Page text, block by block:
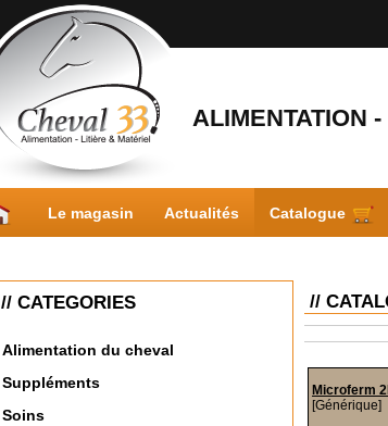
ALIMENTATION
Le magasin Actualités Catalogue
// CATEGORIES
Alimentation du cheval
Suppléments
Soins
//
Microferm
[Générique]